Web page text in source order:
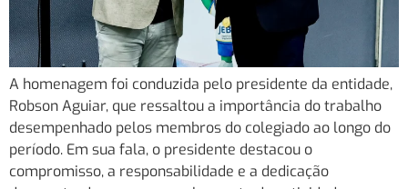
A homenagem foi conduzida pelo presidente da entidade,
Robson Aguiar, que ressaltou a importância do trabalho
desempenhado pelos membros do colegiado ao longo do
período. Em sua fala, o presidente destacou o
compromisso, a responsabilidade e a dedicação